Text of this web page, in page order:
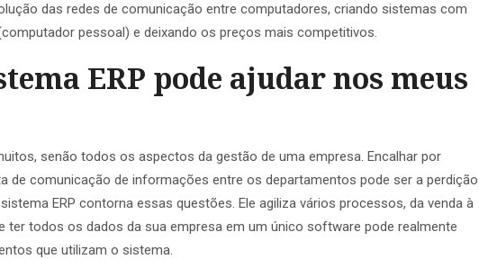
das redes de comunicação entre computadores, criando sistemas com
pessoal) e deixando os preços mais competitivos.
ERP pode ajudar nos meus
senão todos os aspectos da gestão de uma empresa. Encalhar por
de comunicação de informações entre os departamentos pode ser a perdição
ERP contorna essas questões. Ele agiliza vários processos, da venda à
ter todos os dados da sua empresa em um único software pode realmente
que utilizam o sistema.